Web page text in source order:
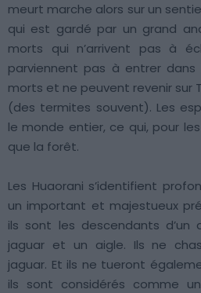
meurt marche alors sur un
qui est gardé par un grand
morts qui n’arrivent pas à
parviennent pas à entrer
morts et ne peuvent revenir sur
(des termites souvent). Les
le monde entier, ce qui, pour
que la forêt.
Les Huaorani s’identifient
un important et majestueux
ils sont les descendants d’un
jaguar et un aigle. Ils ne
jaguar. Et ils ne tueront
ils sont considérés comme